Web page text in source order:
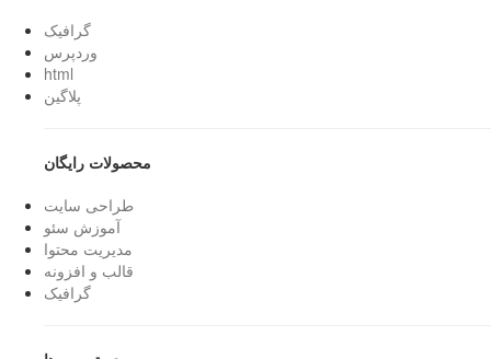
گرافیک
وردپرس
html
پلاگین
محصولات رایگان
طراحی سایت
آموزش سئو
مدیریت محتوا
قالب و افزونه
گرافیک